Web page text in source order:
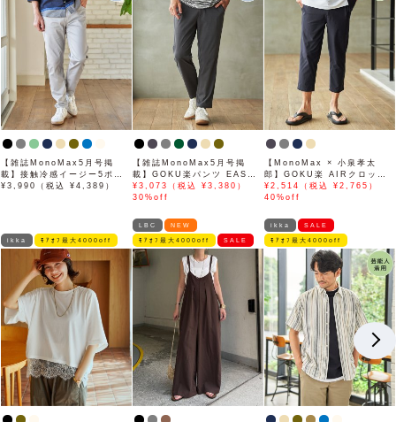
【雑誌MonoMax5月号掲
載】接触冷感イージー5ポケ
ット
¥3,990（税込 ¥4,389）
【雑誌MonoMax5月号掲
載】GOKU楽パンツ EASY
STRETCH 冷感アンクル
【接触冷感】「小泉孝太郎さ
¥3,073（税込 ¥3,380）
30%off
【MonoMax × 小泉孝太
郎】GOKU楽 AIRクロップ
ドパンツ「小泉孝太郎さん着
用モデル」
¥2,514（税込 ¥2,765）
40%off
ikka ﾓｱｵﾌ最大4000off
LBC NEW
ﾓｱｵﾌ最大4000off SALE
ikka SALE
ﾓｱｵﾌ最大4000off